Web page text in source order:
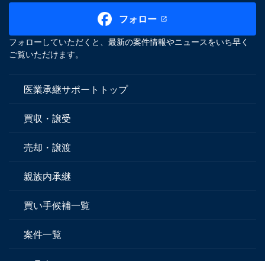
フォロー
フォローしていただくと、最新の案件情報やニュースをいち早く
ご覧いただけます。
医業承継サポートトップ
買収・譲受
売却・譲渡
親族内承継
買い手候補一覧
案件一覧